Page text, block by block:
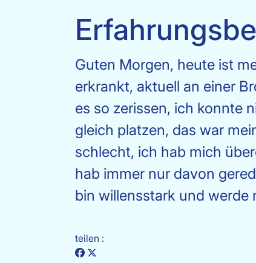
Guten Morgen, heute ist
erkrankt, aktuell an einer
es so zerissen, ich konnte
gleich platzen, das war
schlecht, ich hab mich
hab immer nur davon
bin willensstark und
teilen :